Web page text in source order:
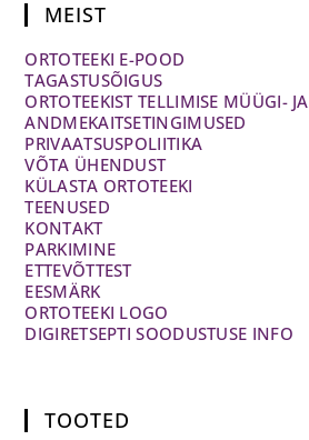
MEIST
ORTOTEEKI E-POOD
TAGASTUSÕIGUS
ORTOTEEKIST TELLIMISE MÜÜGI- JA
ANDMEKAITSETINGIMUSED
PRIVAATSUSPOLIITIKA
VÕTA ÜHENDUST
KÜLASTA ORTOTEEKI
TEENUSED
KONTAKT
PARKIMINE
ETTEVÕTTEST
EESMÄRK
ORTOTEEKI LOGO
DIGIRETSEPTI SOODUSTUSE INFO
TOOTED